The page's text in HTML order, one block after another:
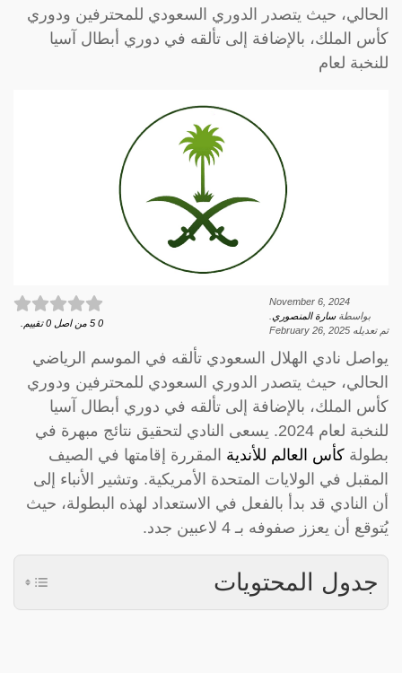
الحالي، حيث يتصدر الدوري السعودي للمحترفين ودوري
كأس الملك، بالإضافة إلى تألقه في دوري أبطال آسيا
للنخبة لعام
November 6, 2024
بواسطةسارة المنصوري
تم تعديله February 26, 2025
0
5 من اصل 0 تقييم.
يواصل نادي الهلال السعودي تألقه في الموسم الرياضي
الحالي، حيث يتصدر الدوري السعودي للمحترفين ودوري
كأس الملك، بالإضافة إلى تألقه في دوري أبطال آسيا
للنخبة لعام 2024. يسعى النادي لتحقيق نتائج مبهرة في
بطولة كأس العالم للأندية المقررة إقامتها في الصيف
المقبل في الولايات المتحدة الأمريكية. وتشير الأنباء إلى
أن النادي قد بدأ بالفعل في الاستعداد لهذه البطولة، حيث
يُتوقع أن يعزز صفوفه بـ 4 لاعبين جدد.
جدول المحتويات